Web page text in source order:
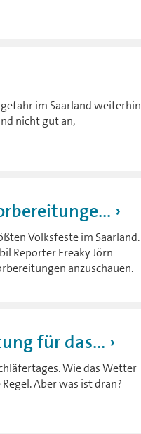
im Saarland weiterhin
nicht gut an,
Volksfeste im Saarland.
Reporter Freaky Jörn
anzuschauen.
für das...
Wie das Wetter
Aber was ist dran?